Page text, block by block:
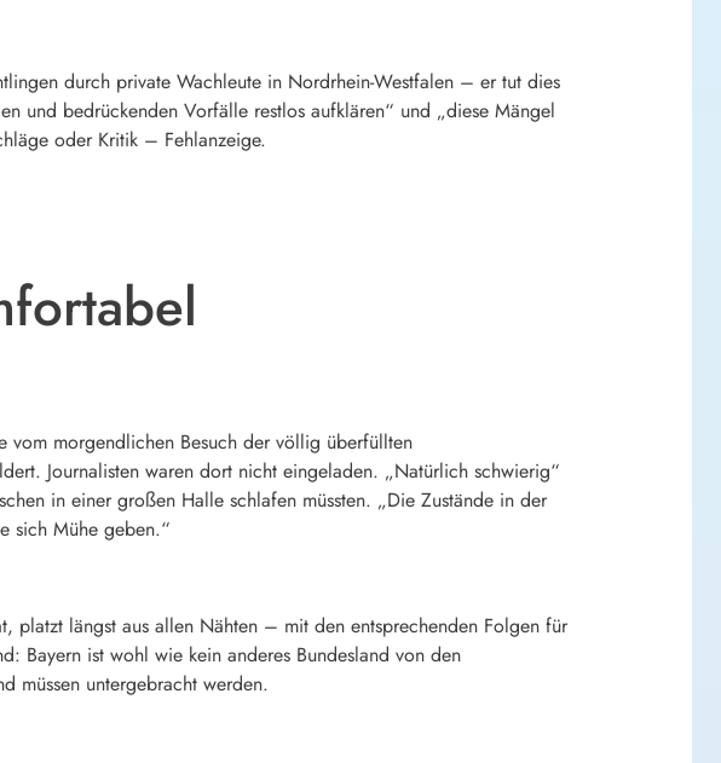
durch private Wachleute in Nordrhein-Westfalen – er tut dies
und bedrückenden Vorfälle restlos aufklären“ und „diese Mängel
oder Kritik – Fehlanzeige.
vom morgendlichen Besuch der völlig überfüllten
Journalisten waren dort nicht eingeladen. „Natürlich schwierig“
in einer großen Halle schlafen müssten. „Die Zustände in der
sich Mühe geben.“
platzt längst aus allen Nähten – mit den entsprechenden Folgen für
Bayern ist wohl wie kein anderes Bundesland von den
müssen untergebracht werden.